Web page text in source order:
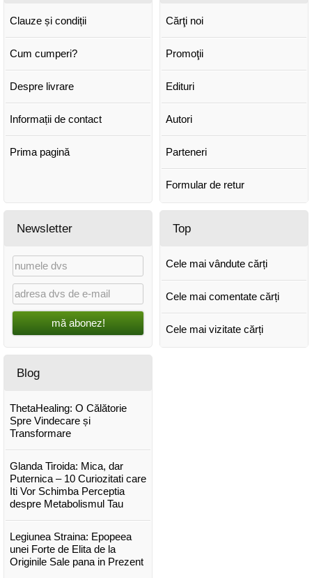
Clauze și condiții
Cum cumperi?
Despre livrare
Informații de contact
Prima pagină
Cărţi noi
Promoţii
Edituri
Autori
Parteneri
Formular de retur
Newsletter
mă abonez!
Top
Cele mai vândute cărți
Cele mai comentate cărți
Cele mai vizitate cărți
Blog
ThetaHealing: O Călătorie
Spre Vindecare și
Transformare
Glanda Tiroida: Mica, dar
Puternica – 10 Curiozitati care
Iti Vor Schimba Perceptia
despre Metabolismul Tau
Legiunea Straina: Epopeea
unei Forte de Elita de la
Originile Sale pana in Prezent